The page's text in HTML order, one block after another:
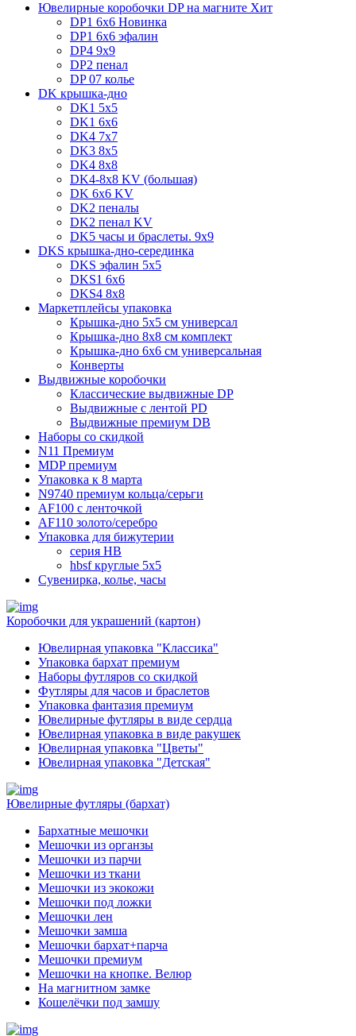
Ювелирные коробочки DP на магните Хит
DP1 6x6 Новинка
DP1 6x6 эфалин
DP4 9x9
DP2 пенал
DP 07 колье
DK крышка-дно
DK1 5x5
DK1 6x6
DK4 7х7
DK3 8x5
DK4 8x8
DK4-8x8 KV (большая)
DK 6х6 KV
DK2 пеналы
DK2 пенал KV
DK5 часы и браслеты. 9x9
DKS крышка-дно-серединка
DKS эфалин 5x5
DKS1 6x6
DKS4 8x8
Маркетплейсы упаковка
Крышка-дно 5x5 см универсал
Крышка-дно 8x8 см комплект
Крышка-дно 6x6 см универсальная
Конверты
Выдвижные коробочки
Классические выдвижные DP
Выдвижные с лентой PD
Выдвижные премиум DB
Наборы со скидкой
N11 Премиум
MDP премиум
Упаковка к 8 марта
N9740 премиум кольца/серьги
AF100 с ленточкой
AF110 золото/серебро
Упаковка для бижутерии
серия HB
hbsf круглые 5x5
Сувенирка, колье, часы
Коробочки для украшений (картон)
Ювелирная упаковка "Классика"
Упаковка бархат премиум
Наборы футляров со скидкой
Футляры для часов и браслетов
Упаковка фантазия премиум
Ювелирные футляры в виде сердца
Ювелирная упаковка в виде ракушек
Ювелирная упаковка "Цветы"
Ювелирная упаковка "Детская"
Ювелирные футляры (бархат)
Бархатные мешочки
Мешочки из органзы
Мешочки из парчи
Мешочки из ткани
Мешочки из экокожи
Мешочки под ложки
Мешочки лен
Мешочки замша
Мешочки бархат+парча
Мешочки премиум
Мешочки на кнопке. Велюр
На магнитном замке
Кошелёчки под замшу